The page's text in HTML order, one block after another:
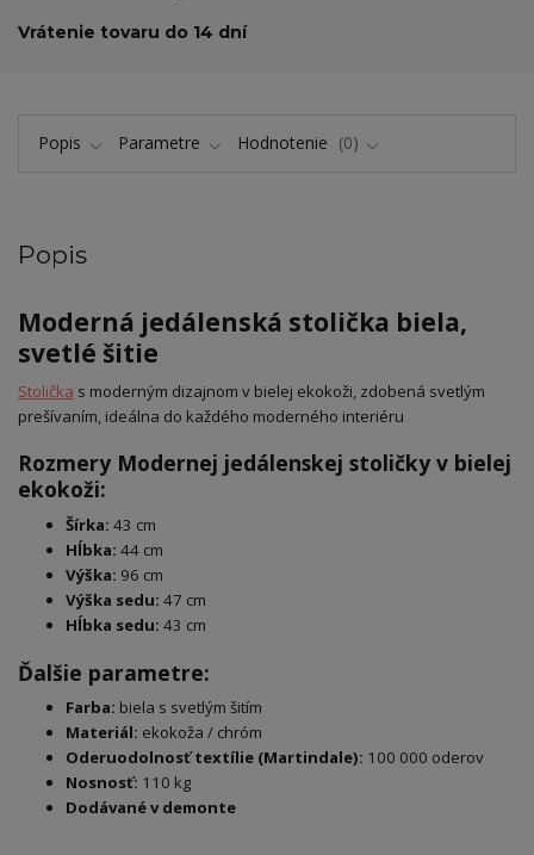
Vrátenie tovaru do 14 dní
Popis Parametre Hodnotenie 0
Popis
Moderná jedálenská stolička biela,
svetlé šitie
Stolička s moderným dizajnom v bielej ekokoži, zdobená svetlým
prešívaním, ideálna do každého moderného interiéru
Rozmery Modernej jedálenskej stoličky v bielej
ekokoži:
Šírka: 43 cm
Hĺbka: 44 cm
Výška: 96 cm
Výška sedu: 47 cm
Hĺbka sedu: 43 cm
Ďalšie parametre:
Farba: biela s svetlým šitím
Materiál: ekokoža / chróm
Oderuodolnosť textílie (Martindale): 100 000 oderov
Nosnosť: 110 kg
Dodávané v demonte